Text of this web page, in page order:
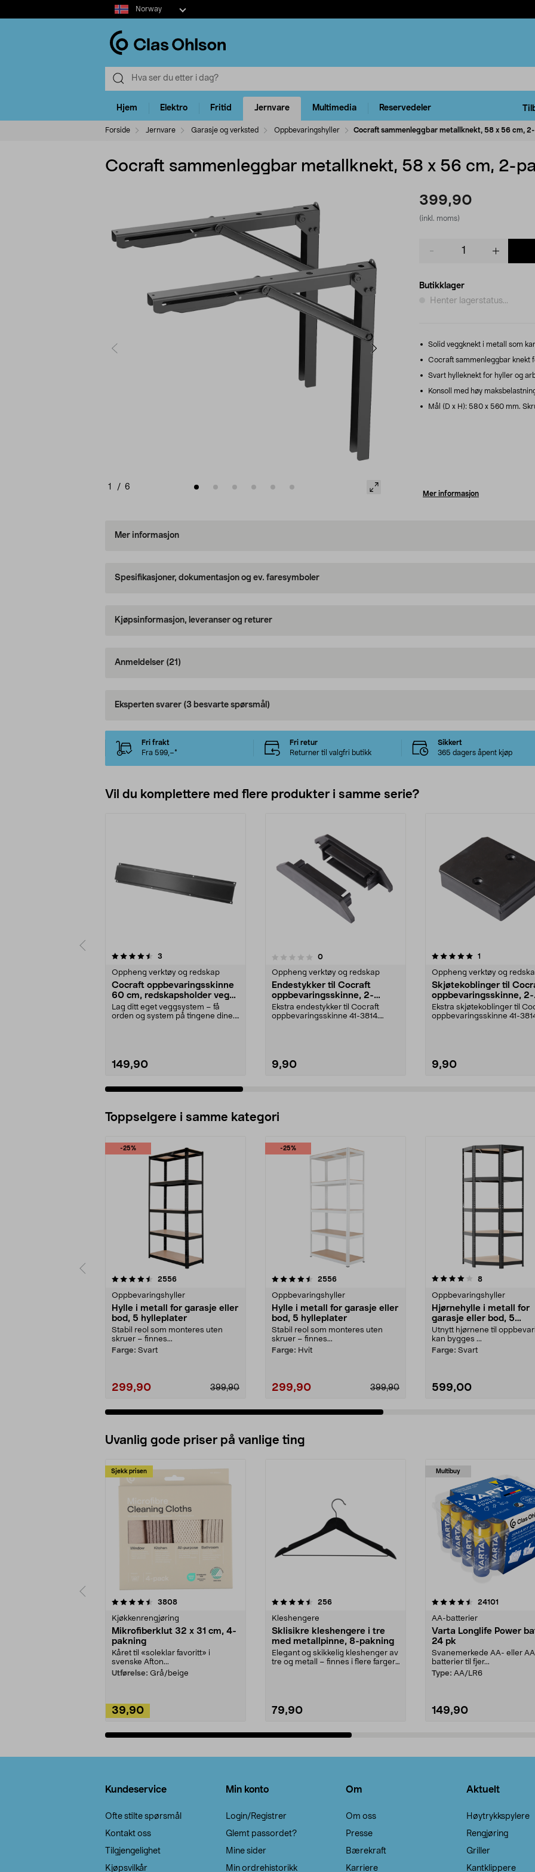
Select
market
Norway
Hjem Elektro Fritid Jernvare Multimedia Reservedeler
Forside Jernvare Garasje og verksted Oppbevaringshyller Cocraft sammenleggbar metallknekt, 58 x 56 cm,
Cocraft sammenleggbar metallknekt, 58 x 56 cm, 2-
1 / 6
399,90
(inkl. moms)
Butikklager
Henter lagerstatus...
Solid veggknekt i metall som
Cocraft sammenleggbar knekt
Svart hylleknekt for hyller og
Konsoll med høy
Mål (D x H): 580 x 560 mm.
Mer informasjon
Mer informasjon
Spesifikasjoner, dokumentasjon og ev. faresymboler
Kjøpsinformasjon, leveranser og returer
Anmeldelser (21)
Eksperten svarer (3 besvarte spørsmål)
Fri frakt
Fra 599,–*
Fri retur
Returner til valgfri butikk
Sikkert
365 dagers åpent kjøp
Vil du komplettere med flere produkter i samme serie?
3
Oppheng verktøy og redskap
Cocraft oppbevaringsskinne
60 cm, redskapsholder vegg,
2-pakning
Lag ditt eget veggsystem – få
orden og system på tingene dine.
149,90
0.0 av 5 stjerner 0anmeldelser
Oppheng verktøy og redskap
Endestykker til Cocraft
oppbevaringsskinne, 2-
pakning
Ekstra endestykker til Cocraft
oppbevaringsskinne 41-3814.
9,90
5.0av 5 stjerner 1
Oppheng verktøy og
Skjøtekoblinger til
oppbevaringsskinne, 2-
pakning
Ekstra skjøtekoblinger til
oppbevaringsskinne 41-
9,90
0.0 av 5 stjerner
Toppselgere i samme kategori
-25%
2556anmeldelser
Oppbevaringshyller
Hylle i metall for garasje eller
bod, 5 hylleplater
Stabil reol som monteres uten
skruer – finnes...
Farge: Svart
299,90 399,90
-25%
4.5 av 5 stjerner 2556anmeldelser
Oppbevaringshyller
Hylle i metall for garasje eller
bod, 5 hylleplater
Stabil reol som monteres uten
skruer – finnes...
Farge: Hvit
299,90 399,90
4.0 av 5 stjerner 8anmeldelser
Oppbevaringshyller
Hjørnehylle i metall for
garasje eller bod, 5
hylleplater
Utnytt hjørnene til
kan bygges ...
Farge: Svart
599,00
3.0 av 5 stjerner
Uvanlig gode priser på vanlige ting
Sjekk prisen
3808anmeldelser
Kjøkkenrengjøring
Mikrofiberklut 32 x 31 cm, 4-
pakning
Kåret til «soleklar favoritt» i
svenske Afton...
Utførelse: Grå/beige
39,90
4.5av 5 stjerner 256anmeldelser
Kleshengere
Sklisikre kleshengere i tre
med metallpinne, 8-pakning
Elegant og skikkelig kleshenger av
tre og metall – finnes i flere farger.
79,90
Multibuy
4.5av 5 stjerner 24101
AA-batterier
Varta Longlife Power
24 pk
Svanemerkede AA- eller
batterier til fjer...
Type: AA/LR6
149,90
4.5av 5 stjerner
Kundeservice
Ofte stilte spørsmål
Kontakt oss
Tilgjengelighet
Kjøpsvilkår
Min konto
Login/Registrer
Glemt passordet?
Mine sider
Min ordrehistorikk
Om
Om oss
Presse
Bærekraft
Karriere
Aktuelt
Høytrykkspylere
Rengjøring
Griller
Kantklippere